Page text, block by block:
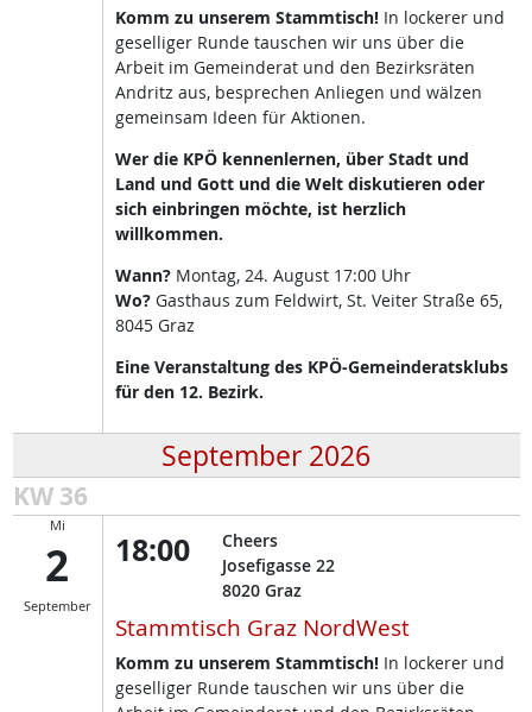
Komm zu unserem Stammtisch!In lockerer und
geselliger Runde tauschen wir uns über die
Arbeit im Gemeinderat und den Bezirksräten
Andritz aus, besprechen Anliegen und wälzen
gemeinsam Ideen für Aktionen.
Wer die KPÖ kennenlernen, über Stadt und
Land und Gott und die Welt diskutieren oder
sich einbringen möchte, ist herzlich
willkommen.
Wann?Montag, 24. August 17:00 Uhr
Wo?Gasthaus zum Feldwirt, St. Veiter Straße 65,
8045 Graz
Eine Veranstaltung des KPÖ-Gemeinderatsklubs
für den 12. Bezirk.
September 2026
KW 36
Mi
2
September
18:00
Cheers
Josefigasse 22
8020 Graz
Stammtisch Graz NordWest
Komm zu unserem Stammtisch!In lockerer und
geselliger Runde tauschen wir uns über die